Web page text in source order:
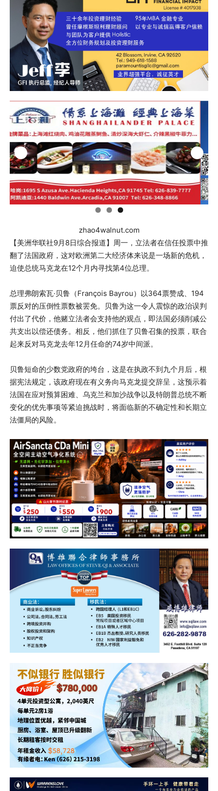
zhao4walnut.com
【美洲华联社9月8日综合报道】周一，立法者在信任投票中推
翻了法国政府，这对欧洲第二大经济体来说是一场新的危机，
迫使总统马克龙在12个月内寻找第4位总理。
总理弗朗索瓦·贝鲁（François Bayrou）以364票赞成、194
票反对的压倒性票数被罢免。贝鲁为这一令人震惊的政治误判
付出了代价，他赌立法者会支持他的观点，即法国必须削减公
共支出以偿还债务。相反，他们抓住了贝鲁召集的投票，联合
起来反对马克龙去年12月任命的74岁中间派。
贝鲁短命的少数党政府的垮台，这是在执政不到九个月后，根
据宪法规定，该政府现在有义务向马克龙提交辞呈，这预示着
法国在应对预算困难、乌克兰和加沙战争以及特朗普总统不断
变化的优先事项等紧迫挑战时，将面临新的不确定性和长期立
法僵局的风险。